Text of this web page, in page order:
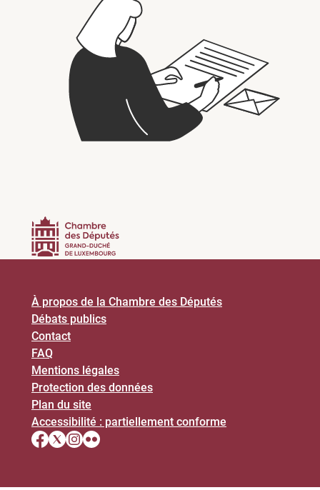
À propos de la Chambre des Députés
Débats publics
Contact
FAQ
Mentions légales
Protection des données
Plan du site
Accessibilité : partiellement conforme